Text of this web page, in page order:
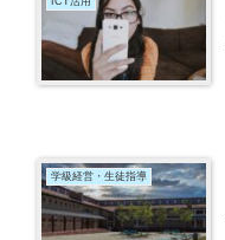
学級経営・生徒指導